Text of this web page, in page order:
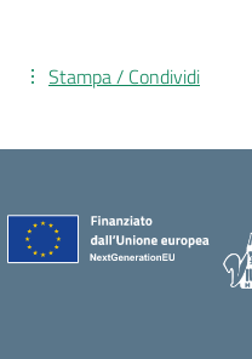
Stampa / Condividi